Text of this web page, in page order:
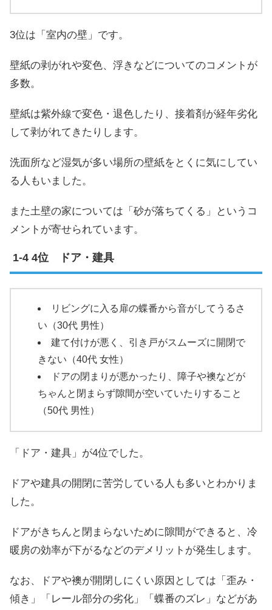
3位は「室内の壁」です。
壁紙の剥がれや変色、浮きなどについてのコメントが
多数。
壁紙は紫外線で変色・退色したり、接着剤が経年劣化
して剥がれてきたりします。
洗面所など湿気が多い場所の壁紙をとくに気にしてい
る人もいました。
また土壁の家については「砂が落ちてくる」というコ
メントが寄せられています。
4位 ドア・建具
リビングに入る扉の蝶番から音がしてうるさ
い（30代 男性）
建て付けが悪く、引き戸がスムーズに開閉で
きない（40代 女性）
ドアの閉まりが悪かったり、障子や襖などが
ちゃんと閉まらず隙間が空いていたりすること
（50代 男性）
「ドア・建具」が4位でした。
ドアや建具の開閉に苦労している人も多いとわかりま
した。
ドアがきちんと閉まらないために隙間ができると、冷
暖房の効率が下がるなどのデメリットが発生します。
なお、ドアや襖が開閉しにくい原因としては「歪み・
傾き」「レール部分の劣化」「蝶番のズレ」などがあ